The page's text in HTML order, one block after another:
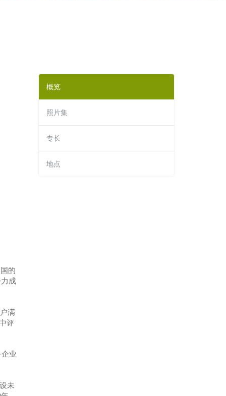
的
成
满
评
业
未
概览
照片集
专长
地点